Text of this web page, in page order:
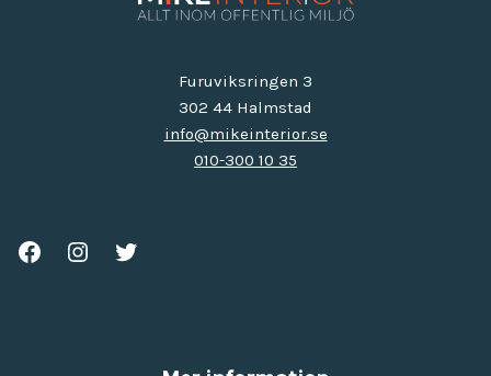
Furuviksringen 3
302 44 Halmstad
info@mikeinterior.se
010-300 10 35